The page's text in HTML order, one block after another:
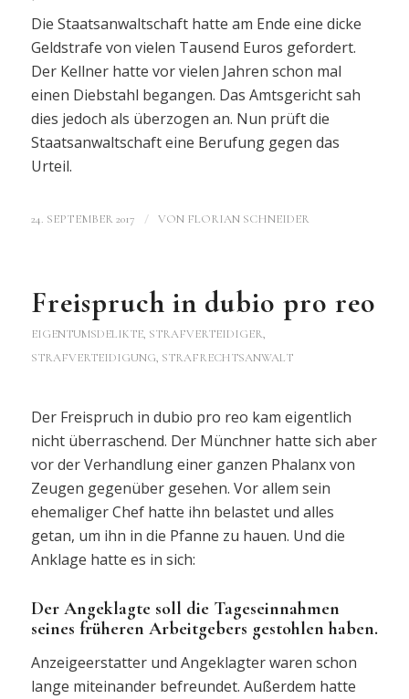
Die Staatsanwaltschaft hatte am Ende eine dicke
Geldstrafe von vielen Tausend Euros gefordert.
Der Kellner hatte vor vielen Jahren schon mal
einen Diebstahl begangen. Das Amtsgericht sah
dies jedoch als überzogen an. Nun prüft die
Staatsanwaltschaft eine Berufung gegen das
Urteil.
24. SEPTEMBER 2017 / VON FLORIAN SCHNEIDER
Freispruch in dubio pro reo
EIGENTUMSDELIKTE, STRAFVERTEIDIGER,
STRAFVERTEIDIGUNG, STRAFRECHTSANWALT
Der Freispruch in dubio pro reo kam eigentlich
nicht überraschend. Der Münchner hatte sich aber
vor der Verhandlung einer ganzen Phalanx von
Zeugen gegenüber gesehen. Vor allem sein
ehemaliger Chef hatte ihn belastet und alles
getan, um ihn in die Pfanne zu hauen. Und die
Anklage hatte es in sich:
Der Angeklagte soll die Tageseinnahmen
seines früheren Arbeitgebers gestohlen haben.
Anzeigeerstatter und Angeklagter waren schon
lange miteinander befreundet. Außerdem hatte